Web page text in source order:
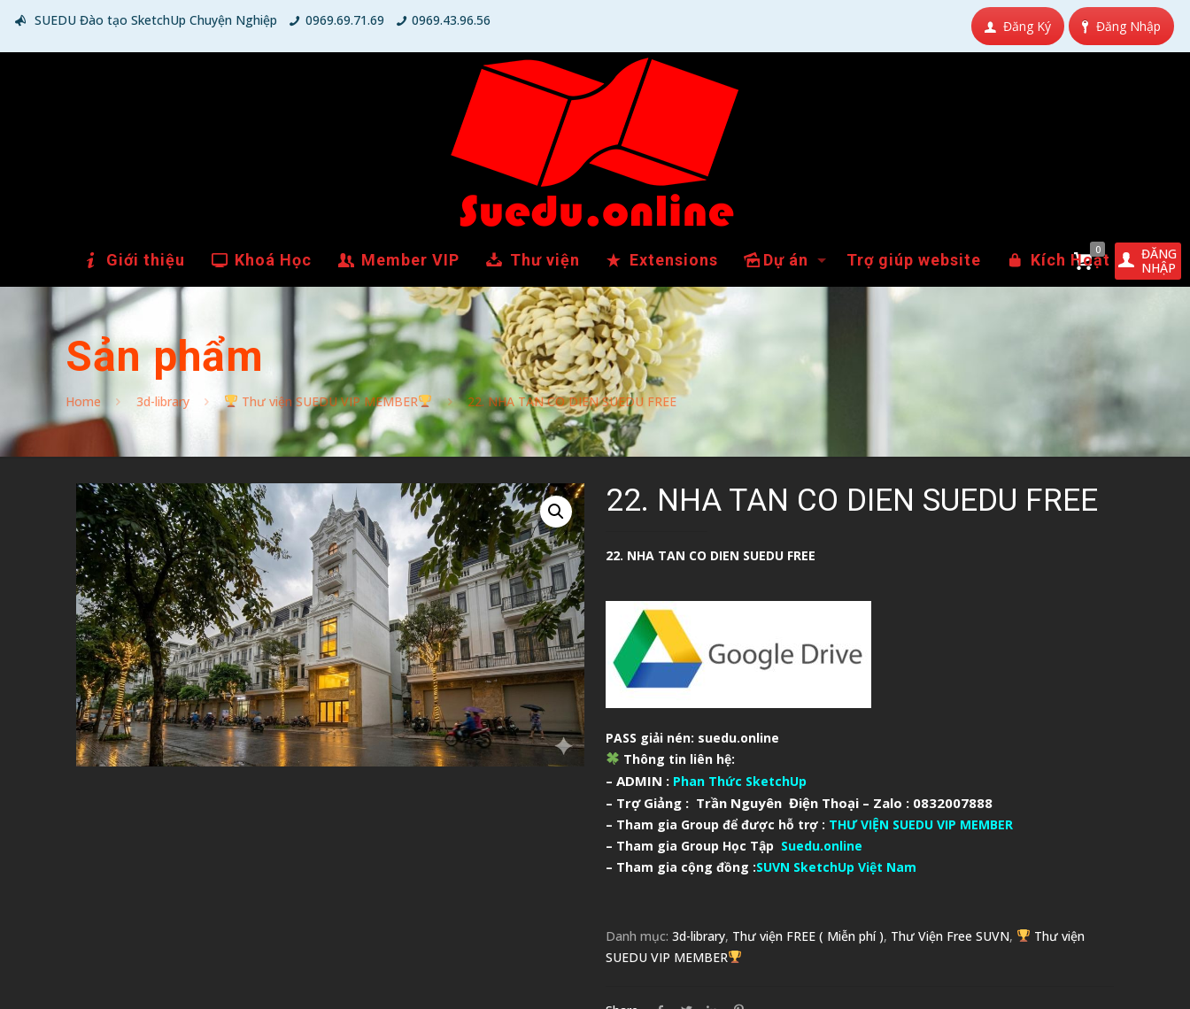
SUEDU Đào tạo SketchUp Chuyện Nghiệp 0969.69.71.69 0969.43.96.56 Đăng Nhập
Đăng Ký
Giới thiệu Khoá Học Member VIP Thư viện Extensions Dự án Trợ giúp website Kích Hoạt
0
ĐĂNG
NHẬP
Sản phẩm
Home 3d-library Thư viện SUEDU VIP MEMBER 22. NHA TAN CO DIEN SUEDU FREE
22. NHA TAN CO DIEN SUEDU FREE
22. NHA TAN CO DIEN SUEDU FREE
PASS giải nén: suedu.online
Thông tin liên hệ:
– ADMIN : Phan Thức SketchUp
– Trợ Giảng : Trần Nguyên Điện Thoại – Zalo : 0832007888
– Tham gia Group để được hỗ trợ : THƯ VIỆN SUEDU VIP MEMBER
– Tham gia Group Học Tập Suedu.online
– Tham gia cộng đồng :SUVN SketchUp Việt Nam
Danh mục: 3d-library, Thư viện FREE ( Miễn phí ), Thư Viện Free SUVN,
Thư viện
SUEDU VIP MEMBER